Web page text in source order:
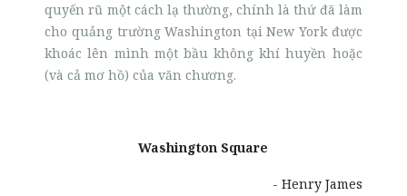
quyến rũ một cách lạ thường, chính là thứ đã làm
cho quảng trường Washington tại New York được
khoác lên mình một bầu không khí huyền hoặc
(và cả mơ hồ) của văn chương.
Washington Square
- Henry James